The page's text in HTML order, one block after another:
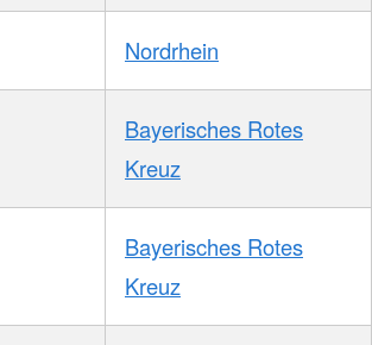
Nordrhein
Bayerisches Rotes
Kreuz
Bayerisches Rotes
Kreuz